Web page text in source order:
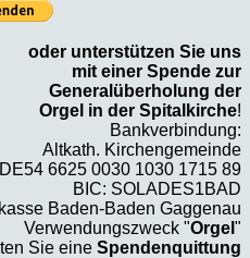
oder unterstützen Sie uns
mit einer Spende zur
Generalüberholung der
Orgel in der Spitalkirche!
Bankverbindung:
Altkath. Kirchengemeinde
DE54 6625 0030 1030 1715 89
BIC: SOLADES1BAD
Baden-Baden Gaggenau
Verwendungszweck "Orgel "
Sie eine Spendenquittung